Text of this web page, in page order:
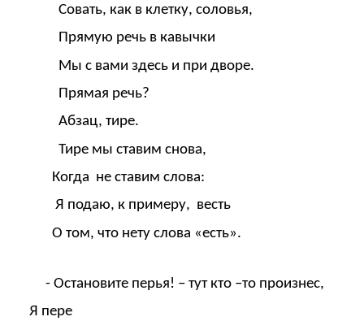
Совать, как в клетку, соловья,
Прямую речь в кавычки
Мы с вами здесь и при дворе.
Прямая речь?
Абзац, тире.
Тире мы ставим снова,
Когда не ставим слова:
Я подаю, к примеру, весть
О том, что нету слова «есть».
- Остановите перья! – тут кто –то произнес,
Я пере